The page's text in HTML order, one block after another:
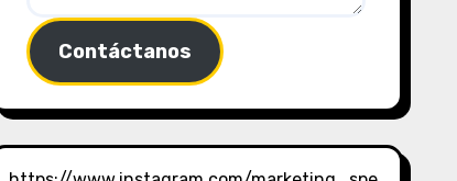
Contáctanos